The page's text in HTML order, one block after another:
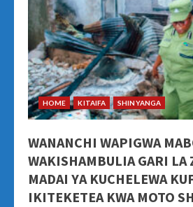
HOME KITAIFA SHINYANGA
WANANCHI WAPIGWA
WAKISHAMBULIA GARI LA
MADAI YA KUCHELEWA
IKITEKETEA KWA MOTO